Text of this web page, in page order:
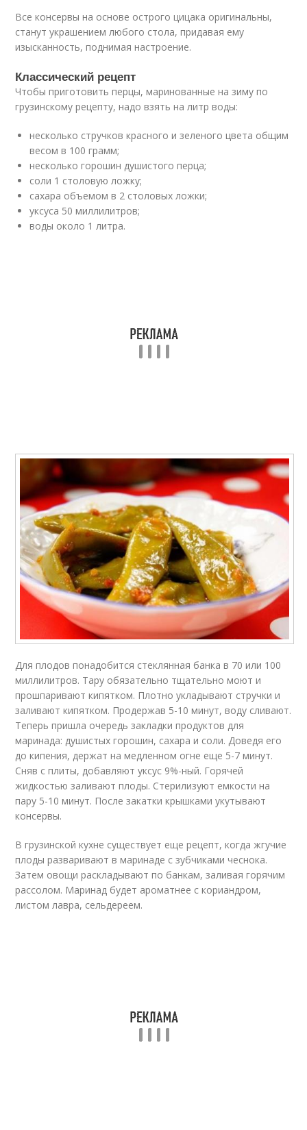
Все консервы на основе острого цицака оригинальны,
станут украшением любого стола, придавая ему
изысканность, поднимая настроение.
Классический рецепт
Чтобы приготовить перцы, маринованные на зиму по
грузинскому рецепту, надо взять на литр воды:
несколько стручков красного и зеленого цвета общим
весом в 100 грамм;
несколько горошин душистого перца;
соли 1 столовую ложку;
сахара объемом в 2 столовых ложки;
уксуса 50 миллилитров;
воды около 1 литра.
Для плодов понадобится стеклянная банка в 70 или 100
миллилитров. Тару обязательно тщательно моют и
прошпаривают кипятком. Плотно укладывают стручки и
заливают кипятком. Продержав 5-10 минут, воду сливают.
Теперь пришла очередь закладки продуктов для
маринада: душистых горошин, сахара и соли. Доведя его
до кипения, держат на медленном огне еще 5-7 минут.
Сняв с плиты, добавляют уксус 9%-ный. Горячей
жидкостью заливают плоды. Стерилизуют емкости на
пару 5-10 минут. После закатки крышками укутывают
консервы.
В грузинской кухне существует еще рецепт, когда жгучие
плоды разваривают в маринаде с зубчиками чеснока.
Затем овощи раскладывают по банкам, заливая горячим
рассолом. Маринад будет ароматнее с кориандром,
листом лавра, сельдереем.